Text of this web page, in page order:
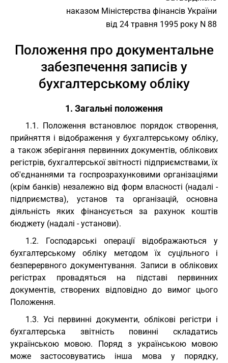
наказом Міністерства фінансів України
від 24 травня 1995 року N 88
Положення про документальне
забезпечення записів у
бухгалтерському обліку
1. Загальні положення
1.1. Положення встановлює порядок створення,
прийняття і відображення у бухгалтерському обліку,
а також зберігання первинних документів, облікових
регістрів, бухгалтерської звітності підприємствами, їх
об'єднаннями та госпрозрахунковими організаціями
(крім банків) незалежно від форм власності (надалі -
підприємства), установ та організацій, основна
діяльність яких фінансується за рахунок коштів
бюджету (надалі - установи).
1.2. Господарські операції відображаються у
бухгалтерському обліку методом їх суцільного і
безперервного документування. Записи в облікових
регістрах провадяться на підставі первинних
документів, створених відповідно до вимог цього
Положення.
1.3. Усі первинні документи, облікові регістри і
бухгалтерська звітність повинні складатись
українською мовою. Поряд з українською мовою
може застосовуватись інша мова у порядку,